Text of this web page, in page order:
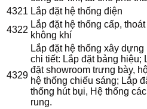
4321 Lắp đặt hệ thống điện
4322
Lắp đặt hệ thống cấp,
không khí
4329
Lắp đặt hệ thống xây dựng
chi tiết: Lắp đặt bảng hiệu;
đặt showroom trưng bày,
hệ thống chiếu sáng; Lắp
thống hút bụi, Hệ thống
rung.